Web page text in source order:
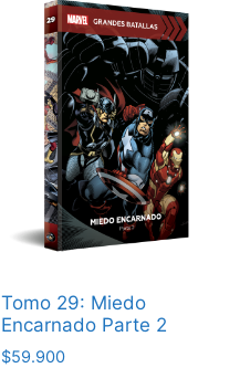
Tomo 29: Miedo
Encarnado Parte 2
$59.900